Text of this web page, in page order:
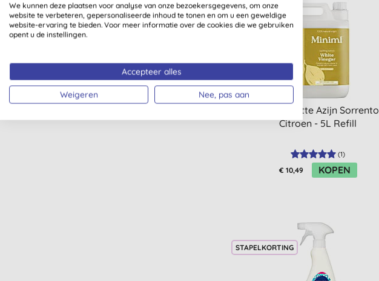
Miniml Witte Azijn Sorrento
Citroen - 5L Refill
(1)
€ 10,49 KOPEN
STAPELKORTING
We kunnen deze plaatsen voor analyse van onze bezoekersgegevens, om onze
website te verbeteren, gepersonaliseerde inhoud te tonen en om u een geweldige
website-ervaring te bieden. Voor meer informatie over de cookies die we gebruiken
opent u de instellingen.
Accepteer alles
Weigeren Nee, pas aan